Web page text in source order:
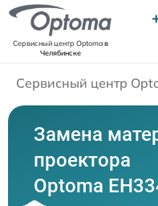
Сервисный центр Optomaв
Челябинске
Сервисный центр
Замена
проектора
Optoma